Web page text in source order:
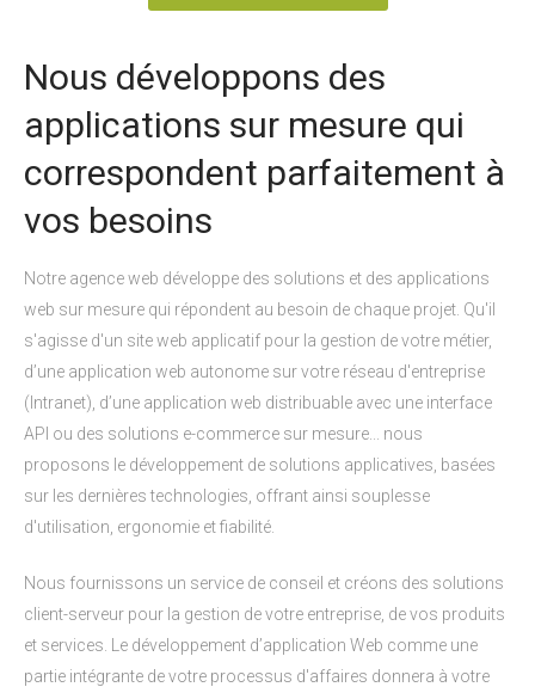
Nous développons des
applications sur mesure qui
correspondent parfaitement à
vos besoins
Notre agence web développe des solutions et des applications
web sur mesure qui répondent au besoin de chaque projet. Qu'il
s'agisse d'un site web applicatif pour la gestion de votre métier,
d’une application web autonome sur votre réseau d'entreprise
(Intranet), d’une application web distribuable avec une interface
API ou des solutions e-commerce sur mesure... nous
proposons le développement de solutions applicatives, basées
sur les dernières technologies, offrant ainsi souplesse
d'utilisation, ergonomie et fiabilité.
Nous fournissons un service de conseil et créons des solutions
client-serveur pour la gestion de votre entreprise, de vos produits
et services. Le développement d’application Web comme une
partie intégrante de votre processus d'affaires donnera à votre